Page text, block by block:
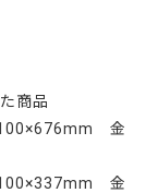
商品
金
金